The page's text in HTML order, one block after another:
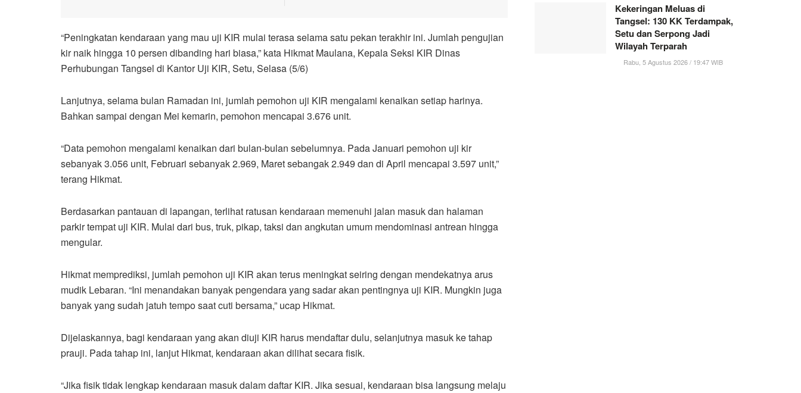
“Peningkatan kendaraan yang mau uji KIR mulai terasa selama satu pekan terakhir ini. Jumlah pengujian
kir naik hingga 10 persen dibanding hari biasa,” kata Hikmat Maulana, Kepala Seksi KIR Dinas
Perhubungan Tangsel di Kantor Uji KIR, Setu, Selasa (5/6)
Lanjutnya, selama bulan Ramadan ini, jumlah pemohon uji KIR mengalami kenaikan setiap harinya.
Bahkan sampai dengan Mei kemarin, pemohon mencapai 3.676 unit.
“Data pemohon mengalami kenaikan dari bulan-bulan sebelumnya. Pada Januari pemohon uji kir
sebanyak 3.056 unit, Februari sebanyak 2.969, Maret sebangak 2.949 dan di April mencapai 3.597 unit,”
terang Hikmat.
Berdasarkan pantauan di lapangan, terlihat ratusan kendaraan memenuhi jalan masuk dan halaman
parkir tempat uji KIR. Mulai dari bus, truk, pikap, taksi dan angkutan umum mendominasi antrean hingga
mengular.
Hikmat memprediksi, jumlah pemohon uji KIR akan terus meningkat seiring dengan mendekatnya arus
mudik Lebaran. “Ini menandakan banyak pengendara yang sadar akan pentingnya uji KIR. Mungkin juga
banyak yang sudah jatuh tempo saat cuti bersama,” ucap Hikmat.
Dijelaskannya, bagi kendaraan yang akan diuji KIR harus mendaftar dulu, selanjutnya masuk ke tahap
prauji. Pada tahap ini, lanjut Hikmat, kendaraan akan dilihat secara fisik.
“Jika fisik tidak lengkap kendaraan masuk dalam daftar KIR. Jika sesuai, kendaraan bisa langsung melaju
Kekeringan Meluas di
Tangsel: 130 KK Terdampak,
Setu dan Serpong Jadi
Wilayah Terparah
Rabu, 5 Agustus 2026 / 19:47 WIB